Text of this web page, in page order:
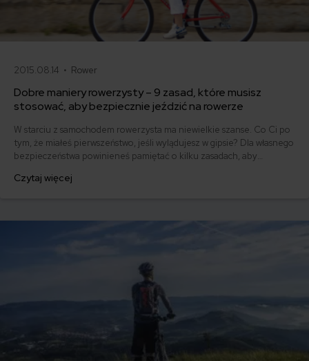
2015.08.14 • Rower
Dobre maniery rowerzysty – 9 zasad, które musisz
stosować, aby bezpiecznie jeździć na rowerze
W starciu z samochodem rowerzysta ma niewielkie szanse. Co Ci po
tym, że miałeś pierwszeństwo, jeśli wylądujesz w gipsie? Dla własnego
bezpieczeństwa powinieneś pamiętać o kilku zasadach, aby
Czytaj więcej